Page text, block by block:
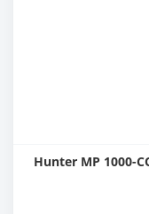
Hunter MP 1000-